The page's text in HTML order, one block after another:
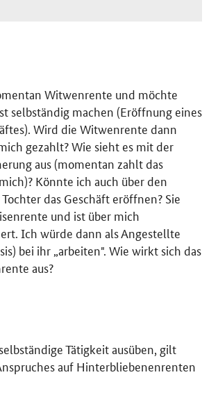
Witwenrente und möchte
selbständig machen (Eröffnung eines
Wird die Witwenrente dann
gezahlt? Wie sieht es mit der
aus (momentan zahlt das
Könnte ich auch über den
das Geschäft eröffnen? Sie
und ist über mich
Ich würde dann als Angestellte
bei ihr „arbeiten". Wie wirkt sich das
aus?
Tätigkeit ausüben, gilt
auf Hinterbliebenenrenten